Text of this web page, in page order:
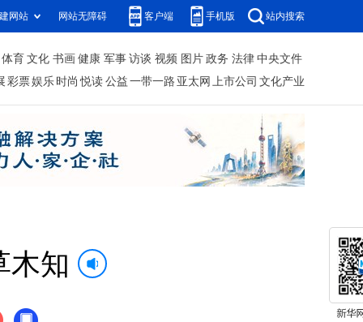
网站 网站无障碍 客户端 手机版 站内搜索
体育 文化 书画 健康 军事 访谈 视频 图片 政务 法律 中央文件
彩票娱乐 时尚 悦读 公益 一带一路 亚太网 上市公司 文化产业
木知